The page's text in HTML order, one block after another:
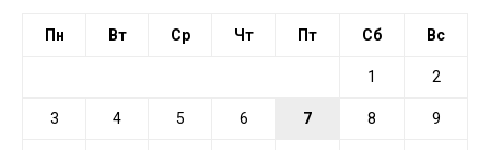
Пн Вт Ср Чт Пт Сб Вс
1 2
3 4 5 6 7 8 9